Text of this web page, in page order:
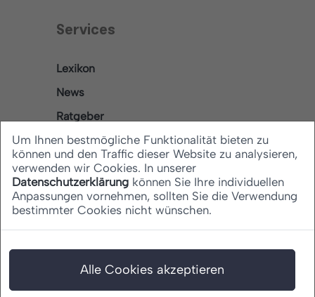
Services
Lexikon
News
Ratgeber
Rechtliches
Datenschutz
Impressum
Um Ihnen bestmögliche Funktionalität bieten zu
können und den Traffic dieser Website zu analysieren,
verwenden wir Cookies. In unserer
Datenschutzerklärung können Sie Ihre individuellen
Anpassungen vornehmen, sollten Sie die Verwendung
bestimmter Cookies nicht wünschen.
Alle Cookies akzeptieren